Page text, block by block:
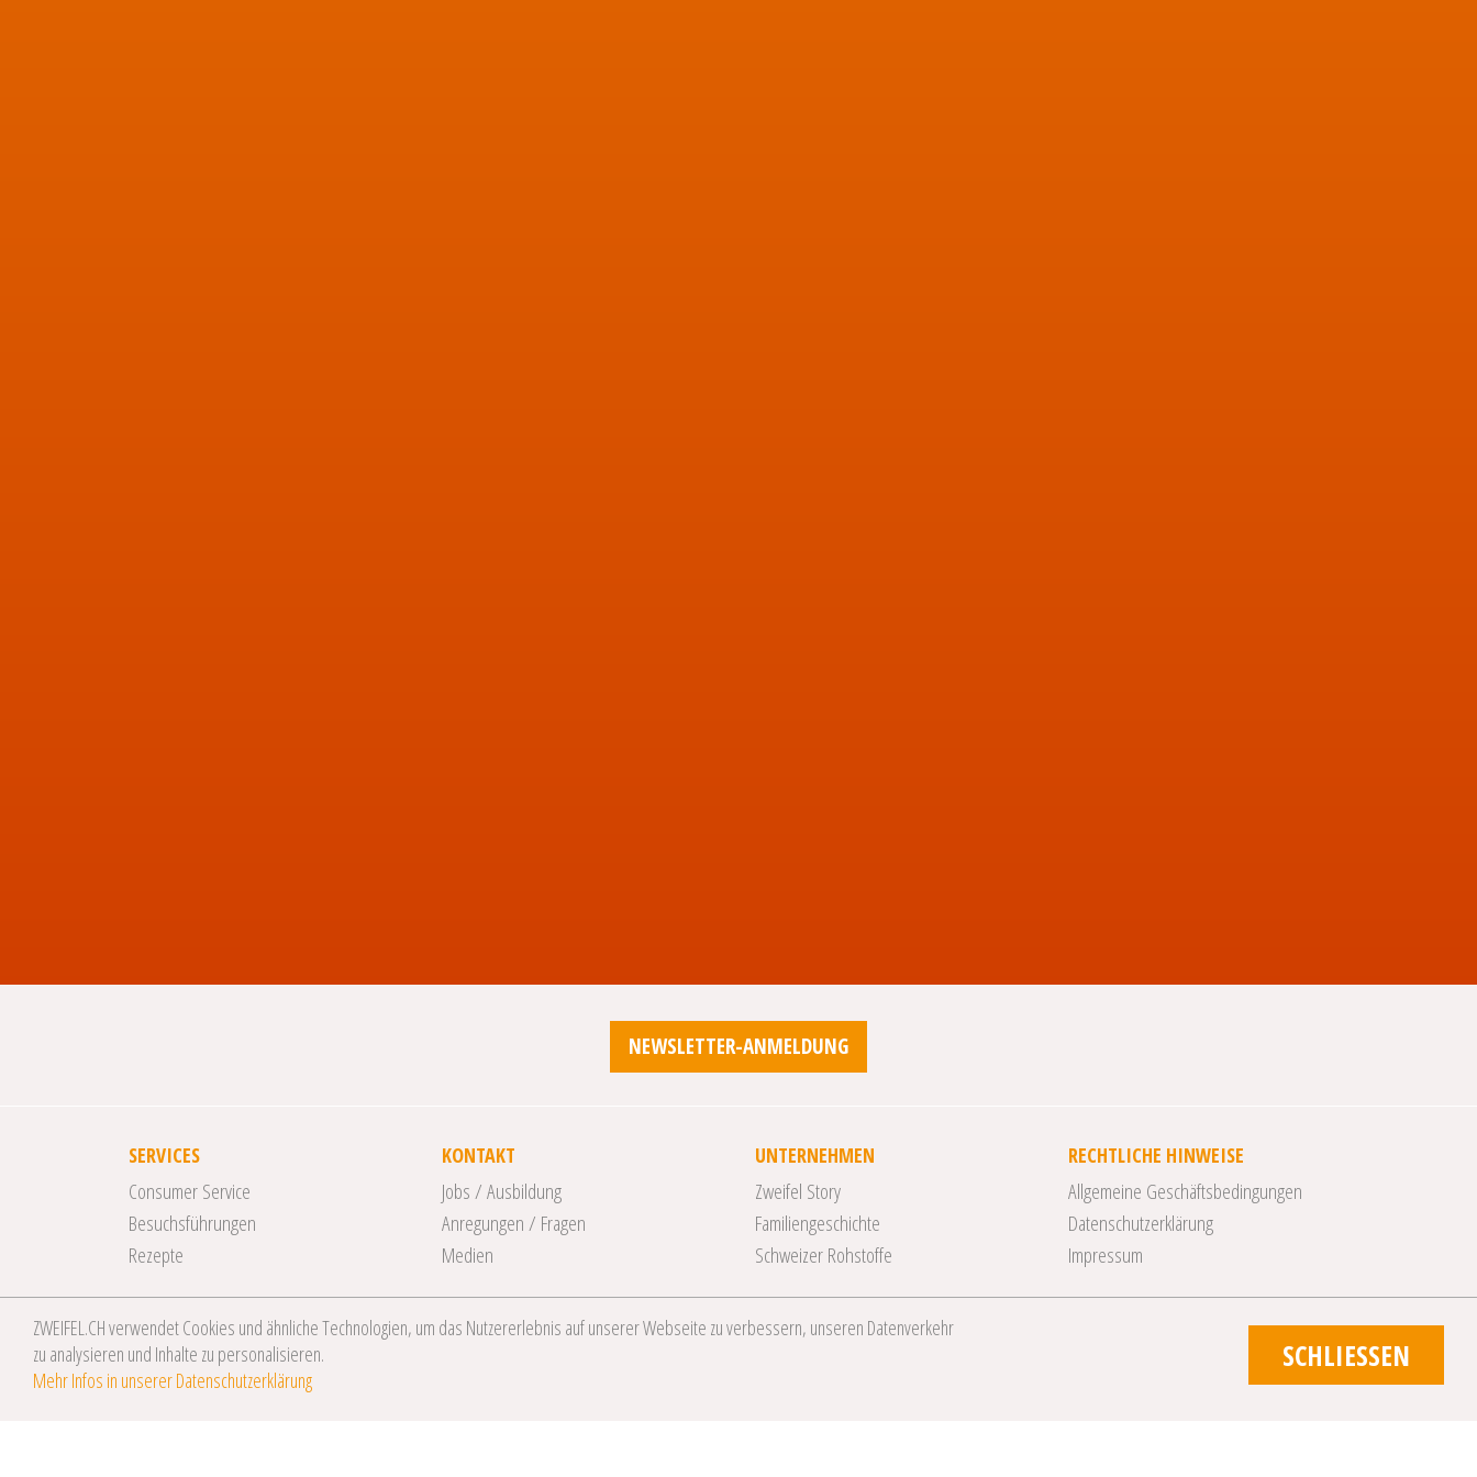
NEWSLETTER-ANMELDUNG
SERVICES
Consumer Service
Besuchsführungen
Rezepte
KONTAKT
Jobs / Ausbildung
Anregungen / Fragen
Medien
UNTERNEHMEN
Zweifel Story
Familiengeschichte
Schweizer Rohstoffe
RECHTLICHE HINWEISE
Allgemeine Geschäftsbedingungen
Datenschutzerklärung
Impressum
© 2026 Zweifel Chips & Snacks AG
ZWEIFEL.CH verwendet Cookies und ähnliche Technologien, um das Nutzererlebnis auf unserer Webseite zu verbessern, unseren Datenverkehr
zu analysieren und Inhalte zu personalisieren.
Mehr Infos in unserer Datenschutzerklärung
SCHLIESSEN